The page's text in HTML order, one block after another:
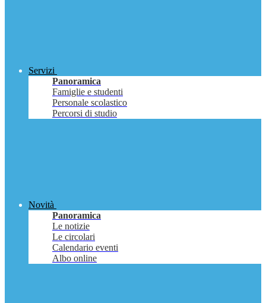
Servizi
Panoramica
Famiglie e studenti
Personale scolastico
Percorsi di studio
Novità
Panoramica
Le notizie
Le circolari
Calendario eventi
Albo online